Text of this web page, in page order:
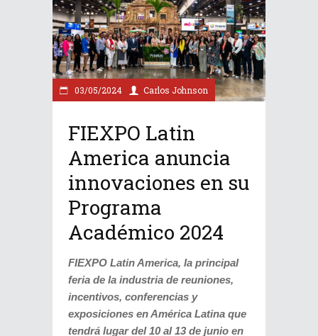
03/05/2024 Carlos Johnson
FIEXPO Latin
America anuncia
innovaciones en su
Programa
Académico 2024
FIEXPO Latin America, la principal
feria de la industria de reuniones,
incentivos, conferencias y
exposiciones en América Latina que
tendrá lugar del 10 al 13 de junio en